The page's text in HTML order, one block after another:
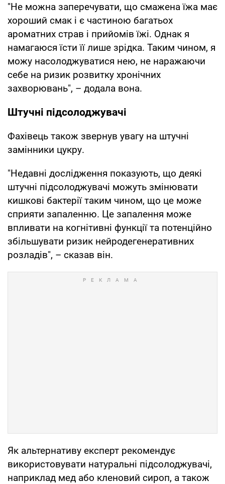
"Не можна заперечувати, що смажена їжа має
хороший смак і є частиною багатьох
ароматних страв і прийомів їжі. Однак я
намагаюся їсти її лише зрідка. Таким чином, я
можу насолоджуватися нею, не наражаючи
себе на ризик розвитку хронічних
захворювань", – додала вона.
Штучні підсолоджувачі
Фахівець також звернув увагу на штучні
замінники цукру.
"Недавні дослідження показують, що деякі
штучні підсолоджувачі можуть змінювати
кишкові бактерії таким чином, що це може
сприяти запаленню. Це запалення може
впливати на когнітивні функції та потенційно
збільшувати ризик нейродегенеративних
розладів", – сказав він.
Як альтернативу експерт рекомендує
використовувати натуральні підсолоджувачі,
наприклад мед або кленовий сироп, а також